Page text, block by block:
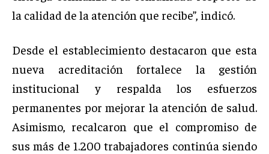
la calidad de la atención que recibe”, indicó.
Desde el establecimiento destacaron que esta
nueva acreditación fortalece la gestión
institucional y respalda los esfuerzos
permanentes por mejorar la atención de salud.
Asimismo, recalcaron que el compromiso de
sus más de 1.200 trabajadores continúa siendo